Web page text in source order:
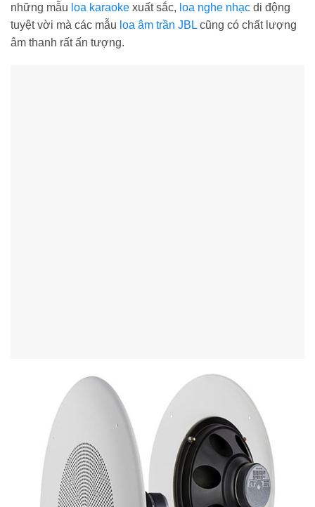
những mẫu loa karaoke xuất sắc, loa nghe nhạc di động
tuyệt vời mà các mẫu loa âm trần JBL cũng có chất lượng
âm thanh rất ấn tượng.